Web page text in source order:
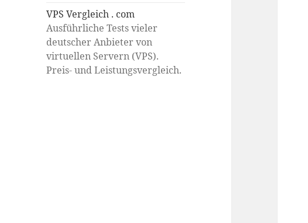
VPS Vergleich . com
Ausführliche Tests vieler
deutscher Anbieter von
virtuellen Servern (VPS).
Preis- und Leistungsvergleich.